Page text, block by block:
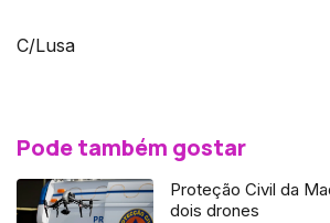
C/Lusa
Pode também gostar
Proteção Civil da
dois drones